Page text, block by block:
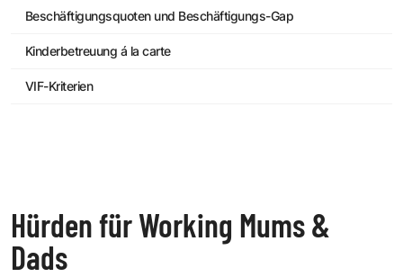
Beschäftigungsquoten und Beschäftigungs-Gap
Kinderbetreuung á la carte
VIF-Kriterien
Hürden für Working Mums &
Dads